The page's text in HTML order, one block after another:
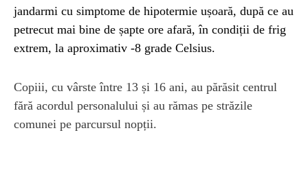
jandarmi cu simptome de hipotermie ușoară, după ce au
petrecut mai bine de șapte ore afară, în condiții de frig
extrem, la aproximativ -8 grade Celsius.
Copiii, cu vârste între 13 și 16 ani, au părăsit centrul
fără acordul personalului și au rămas pe străzile
comunei pe parcursul nopții.